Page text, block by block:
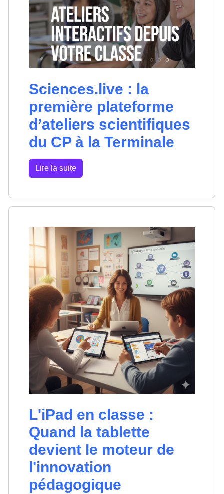
Sciences.live : la
première plateforme
d’ateliers scientifiques
du CP à la Terminale
Lire la suite
L'iPad en classe :
Quand la tablette
devient le moteur de
l'innovation
pédagogique